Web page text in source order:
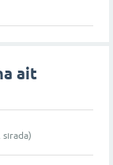
ait
. sırada)